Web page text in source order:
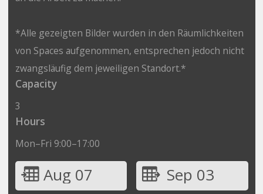
*Alle gezeigten Bilder wurden in den Räumlichkeiten
von Spaces aufgenommen, entsprechen jedoch nicht
zwangsläufig dem jeweiligen Standort.*
Capacity
3
Hours
Mon–Fri 9:00–17:00
Aug 07
Sep 03